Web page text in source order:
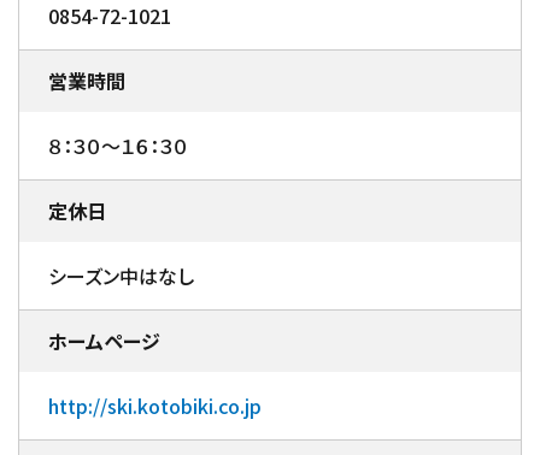
0854-72-1021
営業時間
８：３０～１６：３０
定休日
シーズン中はなし
ホームページ
http://ski.kotobiki.co.jp